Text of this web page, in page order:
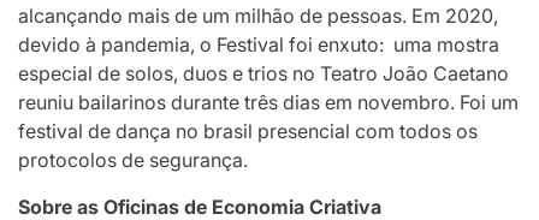
alcançando mais de um milhão de pessoas. Em 2020,
devido à pandemia, o Festival foi enxuto: uma mostra
especial de solos, duos e trios no Teatro João Caetano
reuniu bailarinos durante três dias em novembro. Foi um
festival de dança no brasil presencial com todos os
protocolos de segurança.
Sobre as Oficinas de Economia Criativa